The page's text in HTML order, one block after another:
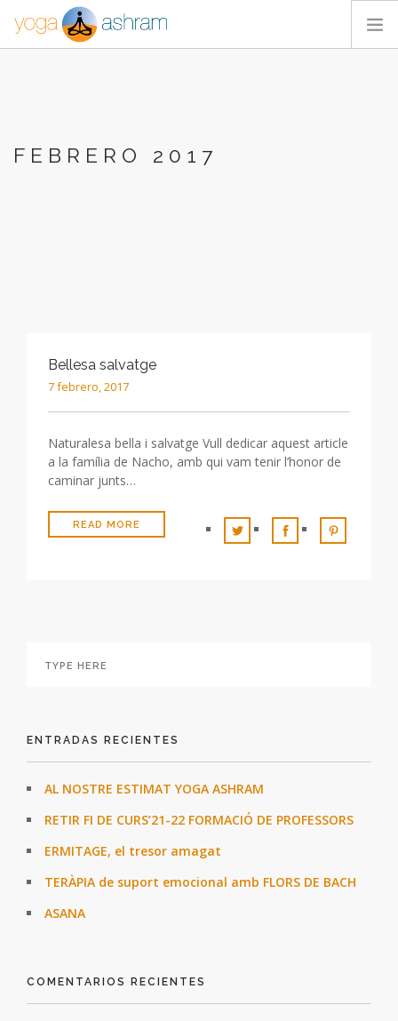
CONTACTA
FEBRERO 2017
Bellesa salvatge
7 febrero, 2017
Naturalesa bella i salvatge Vull dedicar aquest article
a la família de Nacho, amb qui vam tenir l’honor de
caminar junts…
READ MORE
ENTRADAS RECIENTES
AL NOSTRE ESTIMAT YOGA ASHRAM
RETIR FI DE CURS’21-22 FORMACIÓ DE PROFESSORS
ERMITAGE, el tresor amagat
TERÀPIA de suport emocional amb FLORS DE BACH
ASANA
COMENTARIOS RECIENTES